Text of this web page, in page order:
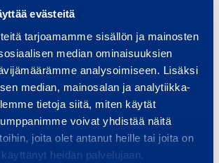
evästeitä
tarjoamamme sisällön ja mainosten
median ominaisuuksien
analysoimiseen. Lisäksi
median, mainosalan ja analytiikka-
tietoja siitä, miten käytät
voivat yhdistää näitä
joita olet antanut heille tai joita on
heidän palvelujaan.
produkter
A
r
m